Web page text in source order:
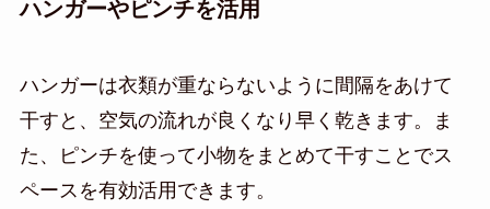
ハンガーやピンチを活用
ハンガーは衣類が重ならないように間隔をあけて
干すと、空気の流れが良くなり早く乾きます。ま
た、ピンチを使って小物をまとめて干すことでス
ペースを有効活用できます。